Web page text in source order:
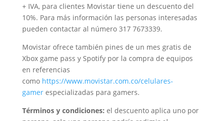
+ IVA, para clientes Movistar tiene un descuento del
10%. Para más información las personas interesadas
pueden contactar al número 317 7673339.
Movistar ofrece también pines de un mes gratis de
Xbox game pass y Spotify por la compra de equipos
en referencias
como https://www.movistar.com.co/celulares-
gamerespecializadas para gamers.
Términos y condiciones: el descuento aplica uno por